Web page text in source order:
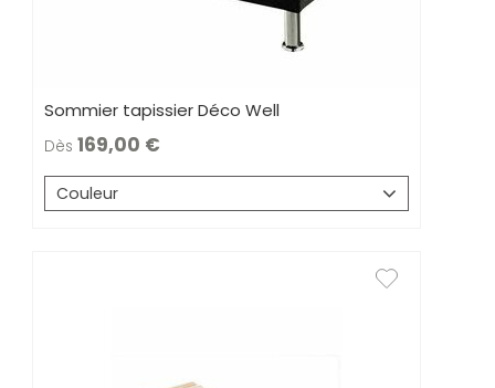
Sommier tapissier Déco Well
Dès 169,00
Couleur